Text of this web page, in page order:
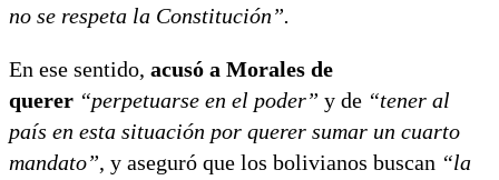
no se respeta la Constitución”.
En ese sentido, acusó a Morales de
querer “perpetuarse en el poder” y de “tener al
país en esta situación por querer sumar un cuarto
mandato”, y aseguró que los bolivianos buscan “la